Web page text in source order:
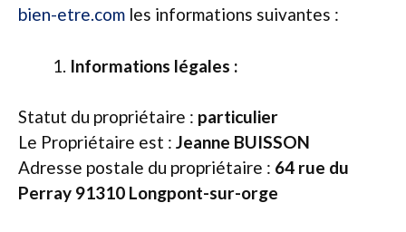
bien-etre.com les informations suivantes :
Informations légales :
Statut du propriétaire : particulier
Le Propriétaire est : Jeanne BUISSON
Adresse postale du propriétaire : 64 rue du
Perray 91310 Longpont-sur-orge